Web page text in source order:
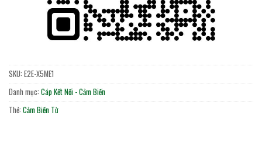
SKU: E2E-X5ME1
Danh mục: Cáp Kết Nối - Cảm Biến
Thẻ: Cảm Biến Từ